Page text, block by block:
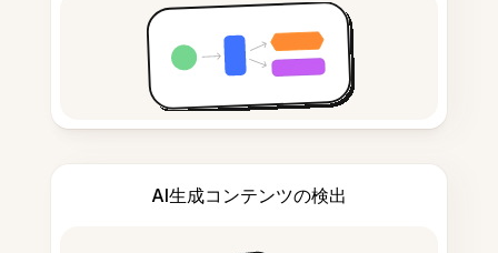
AI生成コンテンツの検出